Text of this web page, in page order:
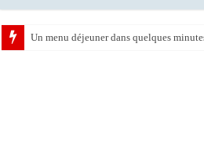
Un menu déjeuner dans quelques